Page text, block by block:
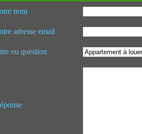
nom
adresse email
ou question